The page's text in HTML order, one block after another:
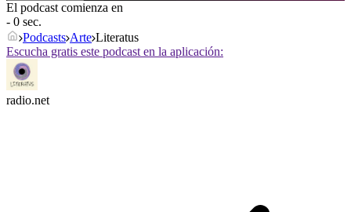
El podcast comienza en
- 0 sec.
Podcasts Arte Literatus
Escucha gratis este podcast en la aplicación:
radio.net